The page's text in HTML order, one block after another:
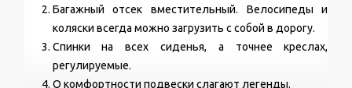
Багажный отсек вместительный. Велосипеды и
коляски всегда можно загрузить с собой в дорогу.
Спинки на всех сиденья, а точнее креслах,
регулируемые.
О комфортности подвески слагают легенды.